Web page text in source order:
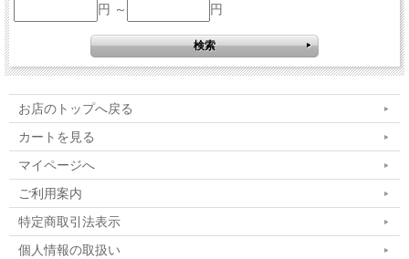
円 ～
円
お店のトップへ戻る
カートを見る
マイページへ
ご利用案内
特定商取引法表示
個人情報の取扱い